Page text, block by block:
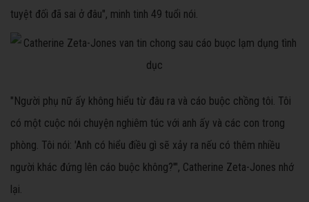
tuyệt đối đã sai ở đâu", minh tinh 49 tuổi nói.
"Người phụ nữ ấy không hiểu từ đâu ra và cáo buộc chồng tôi. Tôi
có một cuộc nói chuyện nghiêm túc với anh ấy và các con trong
phòng. Tôi nói: 'Anh có hiểu điều gì sẽ xảy ra nếu có thêm nhiều
người khác đứng lên cáo buộc không?'", Catherine Zeta-Jones nhớ
lại.